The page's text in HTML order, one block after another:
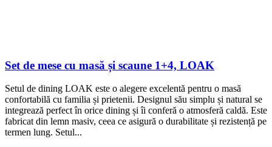
Set de mese cu masă și scaune 1+4, LOAK
Setul de dining LOAK este o alegere excelentă pentru o masă
confortabilă cu familia și prietenii. Designul său simplu și natural se
integrează perfect în orice dining și îi conferă o atmosferă caldă. Este
fabricat din lemn masiv, ceea ce asigură o durabilitate și rezistență pe
termen lung. Setul...